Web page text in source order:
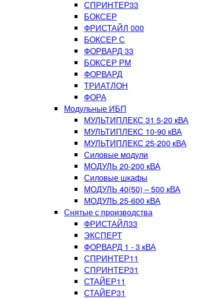
СПРИНТЕР33
БОКСЕР
ФРИСТАЙЛ 000
БОКСЕР С
ФОРВАРД 33
БОКСЕР РМ
ФОРВАРД
ТРИАТЛОН
ФОРА
Модульные ИБП
МУЛЬТИПЛЕКС 31 5-20 кВА
МУЛЬТИПЛЕКС 10-90 кВА
МУЛЬТИПЛЕКС 25-200 кВА
Силовые модули
МОДУЛЬ 20-200 кВА
Силовые шкафы
МОДУЛЬ 40(50) – 500 кВА
МОДУЛЬ 25-600 кВА
Снятые с производства
ФРИСТАЙЛ33
ЭКСПЕРТ
ФОРВАРД 1 - 3 кВА
СПРИНТЕР11
СПРИНТЕР31
СТАЙЕР11
СТАЙЕР31